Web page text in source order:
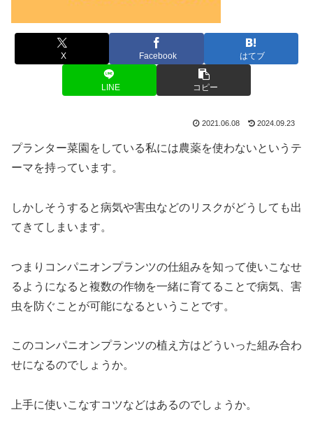
X Facebook はてブ
LINE コピー
2021.06.08 2024.09.23
プランター菜園をしている私には農薬を使わないというテ
ーマを持っています。
しかしそうすると病気や害虫などのリスクがどうしても出
てきてしまいます。
つまりコンパニオンプランツの仕組みを知って使いこなせ
るようになると複数の作物を一緒に育てることで病気、害
虫を防ぐことが可能になるということです。
このコンパニオンプランツの植え方はどういった組み合わ
せになるのでしょうか。
上手に使いこなすコツなどはあるのでしょうか。